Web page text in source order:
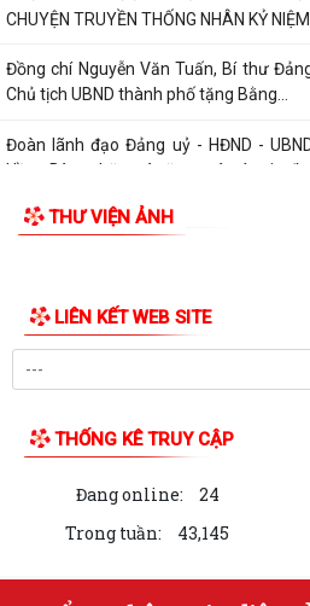
thương binh, thân nhân liệt sỹ CAND
Phường Hồng Bàng phát huy vai trò,
động của bộ máy chính quyền cơ...
TUỔI TRẺ PHƯỜNG HỒNG BÀNG
CHUYỆN TRUYỀN THỐNG NHÂN KỶ NIỆM
Đồng chí Nguyễn Văn Tuấn, Bí thư
Hồng Bàng thăm và tặng quà các gia
PHƯỜNG HỒNG BÀNG PHỐI HỢP VỚI
CÁC NHÀ HẢO TÂM TỔ CHỨC TẶNG
TUỔI TRẺ PHƯỜNG HỒNG BÀNG
Hồng Bàng thăm và tặng quà các gia